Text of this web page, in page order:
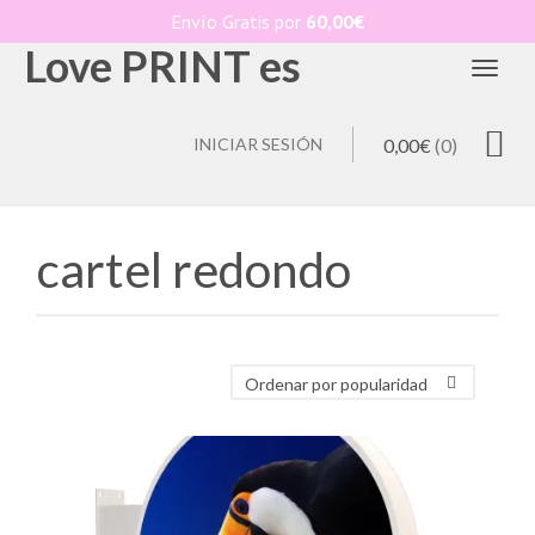
Love PRINT es
0,00€(0)
INICIAR SESIÓN
cartel redondo
Envío Gratis por 60,00€